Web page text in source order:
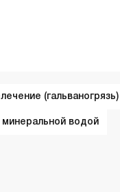
(гальваногрязь)
водой